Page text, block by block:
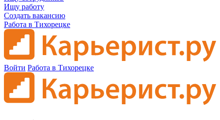
Ищу работу
Создать вакансию
Работа в Тихорецке
Войти Работа в Тихорецке